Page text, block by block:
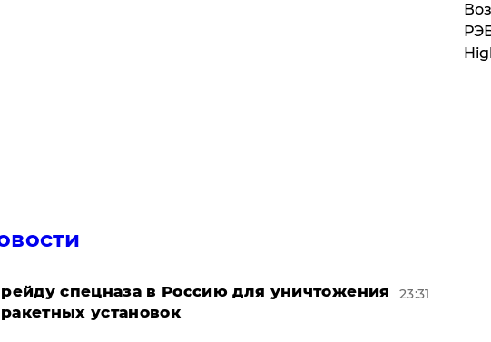
спецназа в Россию для уничтожения
установок
23:31